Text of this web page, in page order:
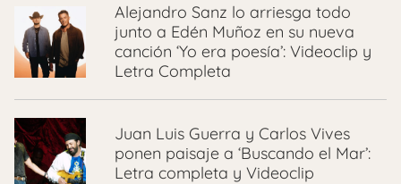
Alejandro Sanz lo arriesga todo
junto a Edén Muñoz en su nueva
canción ‘Yo era poesía’: Videoclip y
Letra Completa
Juan Luis Guerra y Carlos Vives
ponen paisaje a ‘Buscando el Mar’:
Letra completa y Videoclip